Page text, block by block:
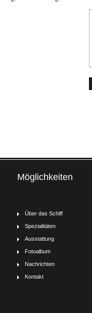
Möglichkeiten
Über das Schiff
Spezialitäten
Ausstattung
Fotoalbum
Nachrichten
Kontakt